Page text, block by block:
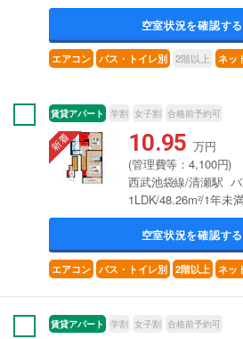
空室状況を確認する
エアコン バス・トイレ別 2階以上 ネッ
賃貸アパート 学割 女子割 合格前予約可
10.95 万円
(管理費等：4,100円)
西武池袋線/清瀬駅
1LDK/48.26m²/1年未
空室状況を確認する
エアコン バス・トイレ別 2階以上 ネッ
賃貸アパート 学割 女子割 合格前予約可